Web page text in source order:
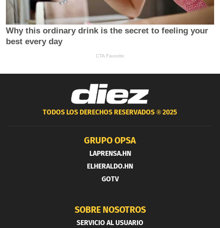
TODOS LOS DERECHOS RESERVADOS ®2025
GRUPO OPSA
LAPRENSA.HN
ELHERALDO.HN
GOTV
SOBRE NOSOTROS
SERVICIO AL USUARIO